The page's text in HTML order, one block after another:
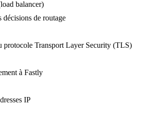
balancer)
de routage
protocole Transport Layer Security (TLS)
à Fastly
IP